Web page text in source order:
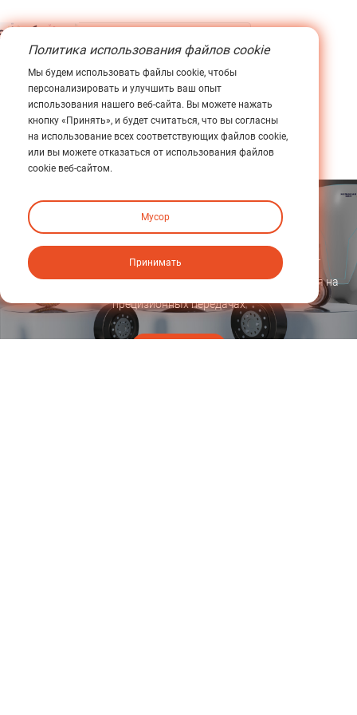
ОТПРАВИТЬ
Это рекламное место.
Newgear Intelligent Transmission (Guangdong) Co., Ltd. —
высокотехнологичное предприятие, специализирующееся на
прецизионных передачах
Политика использования файлов cookie
Мы будем использовать файлы cookie, чтобы
персонализировать и улучшить ваш опыт
использования нашего веб-сайта. Вы можете нажать
кнопку «Принять», и будет считаться, что вы согласны
на использование всех соответствующих файлов cookie,
или вы можете отказаться от использования файлов
cookie веб-сайтом.
Мусор
Принимать